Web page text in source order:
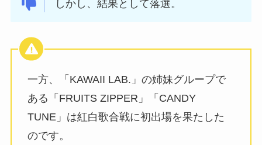
しかし、結果として落選。
一方、「KAWAII LAB.」の姉妹グループで
ある「FRUITS ZIPPER」「CANDY
TUNE」は紅白歌合戦に初出場を果たした
のです。